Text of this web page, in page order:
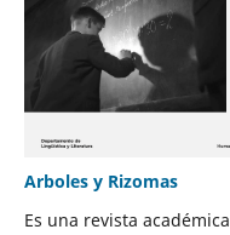
Arboles y Rizomas
Es una revista